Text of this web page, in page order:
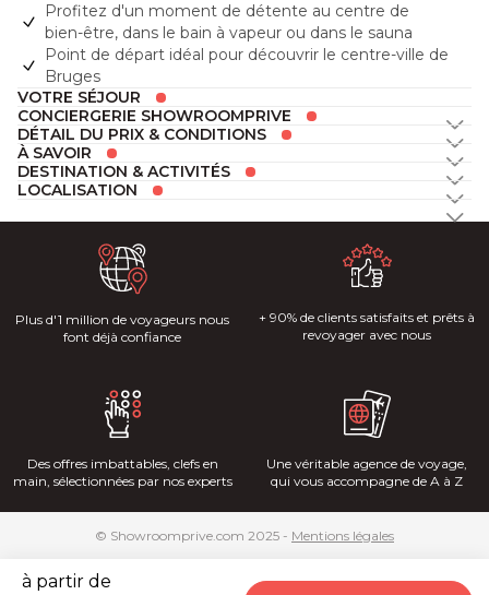
Profitez d'un moment de détente au centre de
bien-être, dans le bain à vapeur ou dans le sauna
Point de départ idéal pour découvrir le centre-ville de
Bruges
VOTRE SÉJOUR
CONCIERGERIE SHOWROOMPRIVE
DÉTAIL DU PRIX & CONDITIONS
À SAVOIR
DESTINATION & ACTIVITÉS
LOCALISATION
à partir de
Plus d'1 million de voyageurs nous
font déjà confiance
+ 90% de clients satisfaits et prêts à
revoyager avec nous
Des offres imbattables, clefs en
main, sélectionnées par nos experts
Une véritable agence de voyage,
qui vous accompagne de A à Z
© Showroomprive.com 2025 - Mentions légales